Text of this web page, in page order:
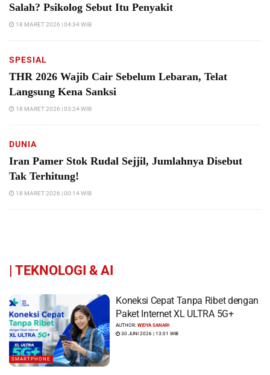
Salah? Psikolog Sebut Itu Penyakit
18 MARET 2026 | 04:34 WIB
SPESIAL
THR 2026 Wajib Cair Sebelum Lebaran, Telat
Langsung Kena Sanksi
18 MARET 2026 | 03:24 WIB
DUNIA
Iran Pamer Stok Rudal Sejjil, Jumlahnya Disebut
Tak Terhitung!
18 MARET 2026 | 00:14 WIB
| TEKNOLOGI & AI
SMARTPHONE
Koneksi Cepat Tanpa Ribet dengan
Paket Internet XL ULTRA 5G+
AUTHOR:WIDYA SANARI
30 JUNI 2026 | 13:01 WIB